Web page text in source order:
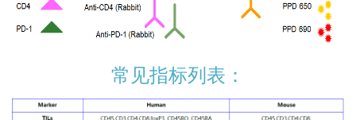
常见指标列表：